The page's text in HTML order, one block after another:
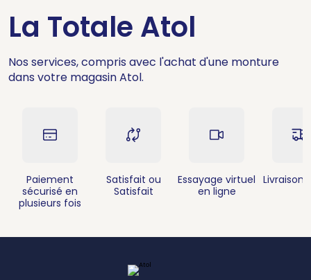
La Totale Atol
Nos services, compris avec l'achat d'une monture
dans votre magasin Atol.
Paiement
sécurisé en
plusieurs fois
Satisfait ou
Satisfait
Essayage virtuel
en ligne
Livraison